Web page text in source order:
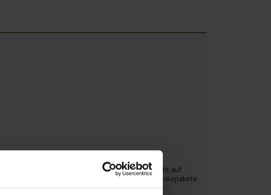
unter 18 Jahren). Die Getränkepakete sind nicht auf
in Gläsern ausgeschenkt. Die Getränkepakete
Bar sind in den Paketen nicht enthalten.